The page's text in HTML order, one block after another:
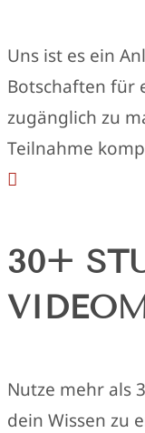
Uns ist es ein
Botschaften für
zugänglich zu
Teilnahme

30+
Nutze mehr als
dein Wissen zu